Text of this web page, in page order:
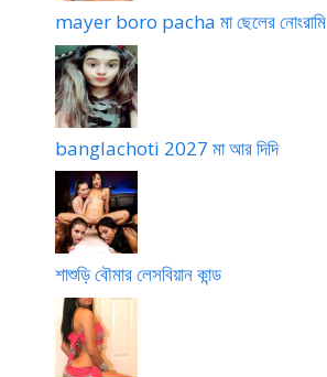
mayer boro pacha মা ছেলের নোংরামি
banglachoti 2027 মা আর দিদি
শাশুড়ি বৌমার লেসবিয়ান কান্ড